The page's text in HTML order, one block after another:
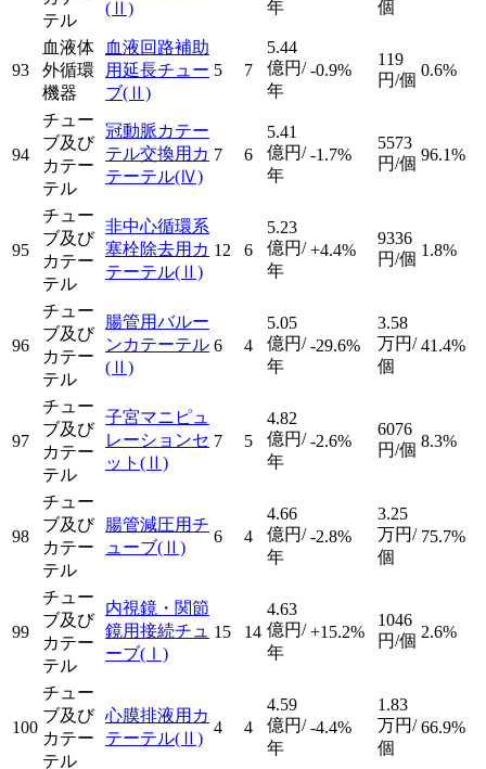
テル
(Ⅱ)
年
個
93
血液体
外循環
機器
血液回路補助
用延長チュー
ブ(Ⅱ)
5 7
5.44
億円/
年
-0.9%
119
円/個
0.6%
94
チュー
ブ及び
カテー
テル
冠動脈カテー
テル交換用カ
テーテル(Ⅳ)
7 6
5.41
億円/
年
-1.7%
5573
円/個 96.1%
95
チュー
ブ及び
カテー
テル
非中心循環系
塞栓除去用カ
テーテル(Ⅱ)
12 6
5.23
億円/
年
+4.4%
9336
円/個 1.8%
96
チュー
ブ及び
カテー
テル
腸管用バルー
ンカテーテル
(Ⅱ)
6 4
5.05
億円/
年
-29.6%
3.58
万円/
個
41.4%
97
チュー
ブ及び
カテー
テル
子宮マニピュ
レーションセ
ット (Ⅱ)
7 5
4.82
億円/
年
-2.6%
6076
円/個 8.3%
98
チュー
ブ及び
カテー
テル
腸管減圧用チ
ューブ(Ⅱ)
6 4
4.66
億円/
年
-2.8%
3.25
万円/
個
75.7%
99
チュー
ブ及び
カテー
テル
内視鏡・関節
鏡用接続チュ
ーブ(Ⅰ)
15 14
4.63
億円/
年
+15.2%
1046
円/個 2.6%
100
チュー
ブ及び
カテー
テル
心膜排液用カ
テーテル(Ⅱ)
4 4
4.59
億円/
年
-4.4%
1.83
万円/
個
66.9%